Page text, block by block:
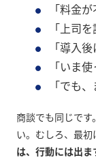
「料金
「上司
「導入
「いま
「でも
商談でも同じで
い。むしろ、最初
は、行動には出ま